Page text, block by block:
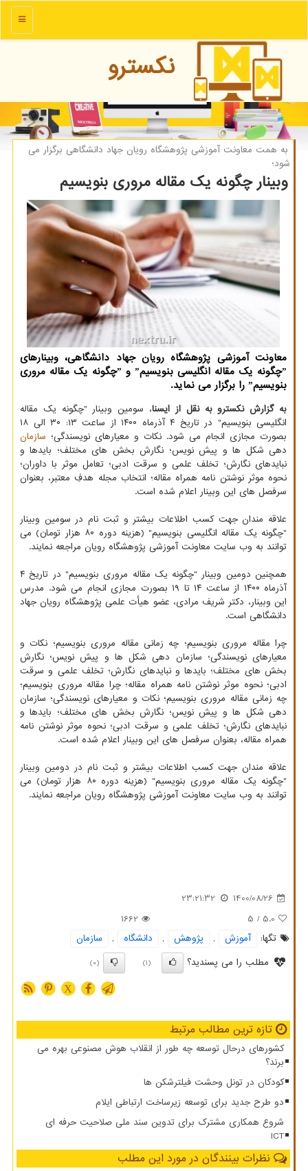
منو
نكسترو
به همت معاونت آموزشی پژوهشگاه رویان جهاد دانشگاهی برگزار می
شود؛
وبینار چگونه یک مقاله مروری بنویسیم
معاونت آموزشی پژوهشگاه رویان جهاد دانشگاهی، وبینارهای
ˮچگونه یک مقاله انگلیسی بنویسیمˮ و ˮچگونه یک مقاله مروری
بنویسیمˮ را برگزار می نماید.
به گزارش نکسترو به نقل از ایسنا، سومین وبینار "چگونه یک مقاله
انگلیسی بنویسیم" در تاریخ ۴ آذرماه ۱۴۰۰ از ساعت ۱۳: ۳۰ الی ۱۸
بصورت مجازی انجام می شود. نکات و معیارهای نویسندگی؛ سازمان
دهی شکل ها و پیش نویس؛ نگارش بخش های مختلف؛ بایدها و
نبایدهای نگارش؛ تخلف علمی و سرقت ادبی؛ تعامل موثر با داوران؛
نحوه موثر نوشتن نامه همراه مقاله؛ انتخاب مجله هدفِ معتبر، بعنوان
سرفصل های این وبینار اعلام شده است.
علاقه مندان جهت کسب اطلاعات بیشتر و ثبت نام در سومین وبینار
"چگونه یک مقاله انگلیسی بنویسیم" (هزینه دوره ۸۰ هزار تومان) می
توانند به وب سایت معاونت آموزشی پژوهشگاه رویان مراجعه نمایند.
همچنین دومین وبینار "چگونه یک مقاله مروری بنویسیم" در تاریخ ۴
آذرماه ۱۴۰۰ از ساعت ۱۴ تا ۱۹ بصورت مجازی انجام می شود. مدرس
این وبینار، دکتر شریف مرادی، عضو هیأت علمی پژوهشگاه رویان جهاد
دانشگاهی است.
چرا مقاله مروری بنویسیم؛ چه زمانی مقاله مروری بنویسیم؛ نکات و
معیارهای نویسندگی؛ سازمان دهی شکل ها و پیش نویس؛ نگارش
بخش های مختلف؛ بایدها و نبایدهای نگارش؛ تخلف علمی و سرقت
ادبی؛ نحوه موثر نوشتن نامه همراه مقاله؛ چرا مقاله مروری بنویسیم؛
چه زمانی مقاله مروری بنویسیم؛ نکات و معیارهای نویسندگی؛ سازمان
دهی شکل ها و پیش نویس؛ نگارش بخش های مختلف؛ بایدها و
نبایدهای نگارش؛ تخلف علمی و سرقت ادبی؛ نحوه موثر نوشتن نامه
همراه مقاله، بعنوان سرفصل های این وبینار اعلام شده است.
علاقه مندان جهت کسب اطلاعات بیشتر و ثبت نام در دومین وبینار
"چگونه یک مقاله مروری بنویسیم" (هزینه دوره ۸۰ هزار تومان) می
توانند به وب سایت معاونت آموزشی پژوهشگاه رویان مراجعه نمایند.
1400/08/26
23:21:32
5.0
/ 5
1662
تگها:
آموزش , پژوهش , دانشگاه ,
سازمان
مطلب را می پسندید؟
(1)
(0)
X
تازه ترین مطالب مرتبط
کشورهای درحال توسعه چه طور از انقلاب هوش مصنوعی بهره می
برند؟
کودکان در تونل وحشت فیلترشکن ها
دو طرح جدید برای توسعه زیرساخت ارتباطی ایلام
شروع همکاری مشترک برای تدوین سند ملی صلاحیت حرفه ای
ICT
نظرات بینندگان در مورد این مطلب